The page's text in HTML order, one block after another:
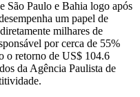
São Paulo e Bahia logo após
um papel de
milhares de
por cerca de 55%
o retorno de US$ 104.6
da Agência Paulista de